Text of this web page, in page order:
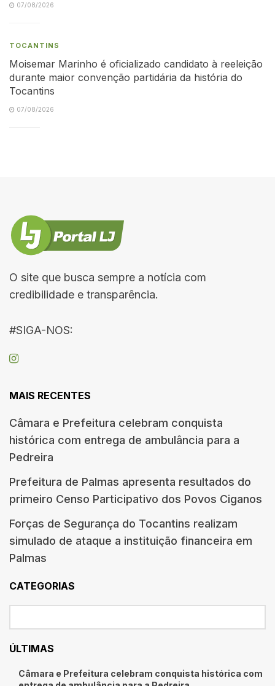
07/08/2026
TOCANTINS
Moisemar Marinho é oficializado candidato à reeleição
durante maior convenção partidária da história do
Tocantins
07/08/2026
O site que busca sempre a notícia com
credibilidade e transparência.
#SIGA-NOS:
MAIS RECENTES
Câmara e Prefeitura celebram conquista
histórica com entrega de ambulância para a
Pedreira
Prefeitura de Palmas apresenta resultados do
primeiro Censo Participativo dos Povos Ciganos
Forças de Segurança do Tocantins realizam
simulado de ataque a instituição financeira em
Palmas
CATEGORIAS
ÚLTIMAS
Câmara e Prefeitura celebram conquista histórica com